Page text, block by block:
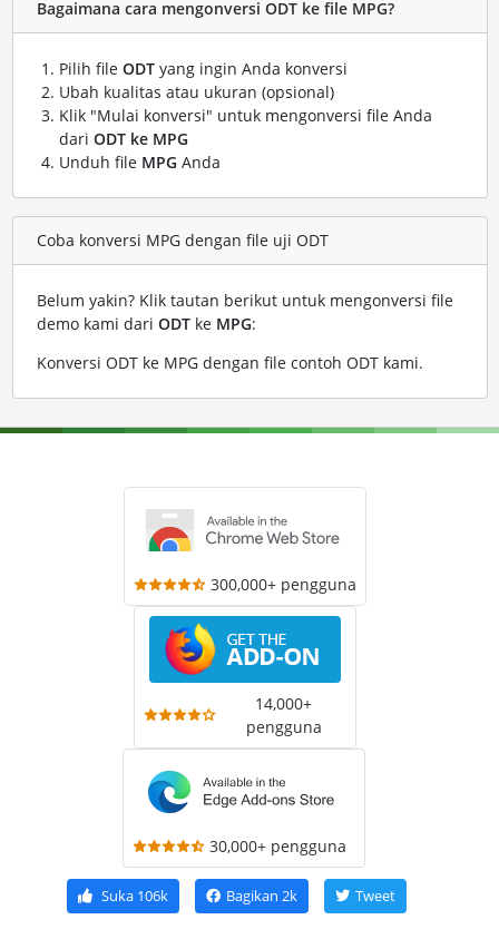
Bagaimana cara mengonversi ODT ke file MPG?
Pilih file ODTyang ingin Anda konversi
Ubah kualitas atau ukuran (opsional)
Klik "Mulai konversi" untuk mengonversi file Anda
dari ODT ke MPG
Unduh file MPG Anda
Coba konversi MPG dengan file uji ODT
Belum yakin? Klik tautan berikut untuk mengonversi file
demo kami dari ODTke MPG:
Konversi ODT ke MPG dengan file contoh ODT kami.
300,000+ pengguna
14,000+
pengguna
30,000+ pengguna
Suka106k Bagikan 2k Tweet